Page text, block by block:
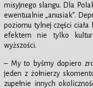
misyjnego slangu. Dla
ewentualnie „anusiak”.
poziomu tylnej części
efektem nie tylko
wyższości.
– My to byśmy dopiero
jeden z żołnierzy
zupełnie innych